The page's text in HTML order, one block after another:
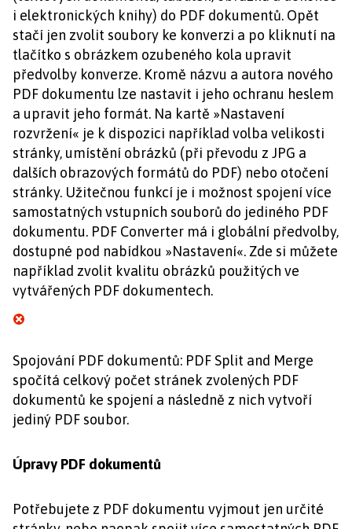
i elektronických knihy) do PDF dokumentů. Opět
stačí jen zvolit soubory ke konverzi a po kliknutí na
tlačítko s obrázkem ozubeného kola upravit
předvolby konverze. Kromě názvu a autora nového
PDF dokumentu lze nastavit i jeho ochranu heslem
a upravit jeho formát. Na kartě »Nastavení
rozvržení« je k dispozici například volba velikosti
stránky, umístění obrázků (při převodu z JPG a
dalších obrazových formátů do PDF) nebo otočení
stránky. Užitečnou funkcí je i možnost spojení více
samostatných vstupních souborů do jediného PDF
dokumentu. PDF Converter má i globální předvolby,
dostupné pod nabídkou »Nastavení«. Zde si můžete
například zvolit kvalitu obrázků použitých ve
vytvářených PDF dokumentech.
Spojování PDF dokumentů: PDF Split and Merge
spočítá celkový počet stránek zvolených PDF
dokumentů ke spojení a následně z nich vytvoří
jediný PDF soubor.
Úpravy PDF dokumentů
Potřebujete z PDF dokumentu vyjmout jen určité